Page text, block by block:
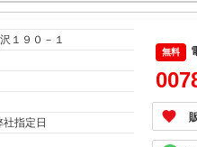
１９０－１
指定日